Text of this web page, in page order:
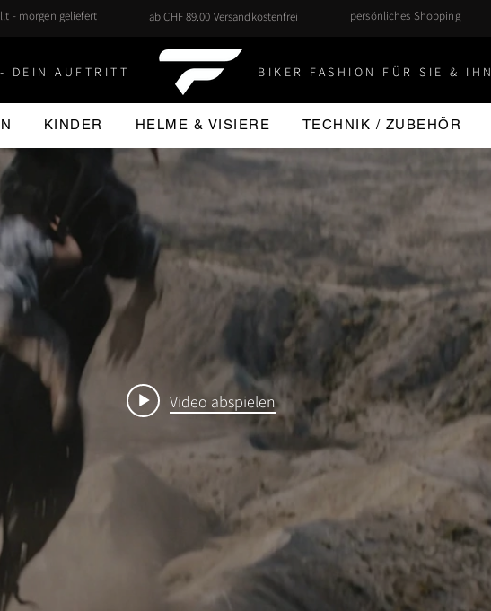
- morgen geliefert ab CHF 89.00 Versandkostenfrei persönliches Shopping
DEIN AUFTRITT BIKER FASHION FÜR SIE & IHN
KINDER HELME & VISIERE TECHNIK / ZUBEHÖR
Video abspielen